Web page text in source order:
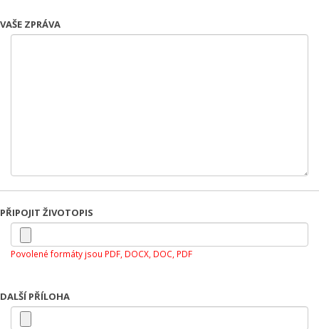
VAŠE ZPRÁVA
PŘIPOJIT ŽIVOTOPIS
Povolené formáty jsou PDF, DOCX, DOC, PDF
DALŠÍ PŘÍLOHA